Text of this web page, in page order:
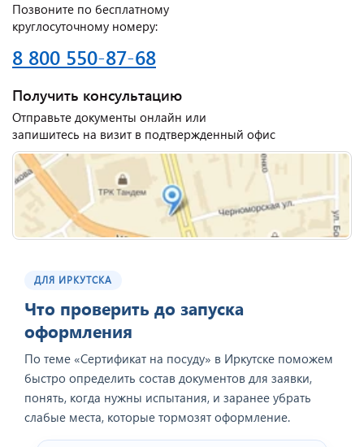
Позвоните по бесплатному
круглосуточному номеру:
8 800 550-87-68
Получить консультацию
Отправьте документы онлайн или
запишитесь на визит в подтвержденный офис
ДЛЯ ИРКУТСКА
Что проверить до запуска
оформления
По теме «Сертификат на посуду» в Иркутске поможем
быстро определить состав документов для заявки,
понять, когда нужны испытания, и заранее убрать
слабые места, которые тормозят оформление.